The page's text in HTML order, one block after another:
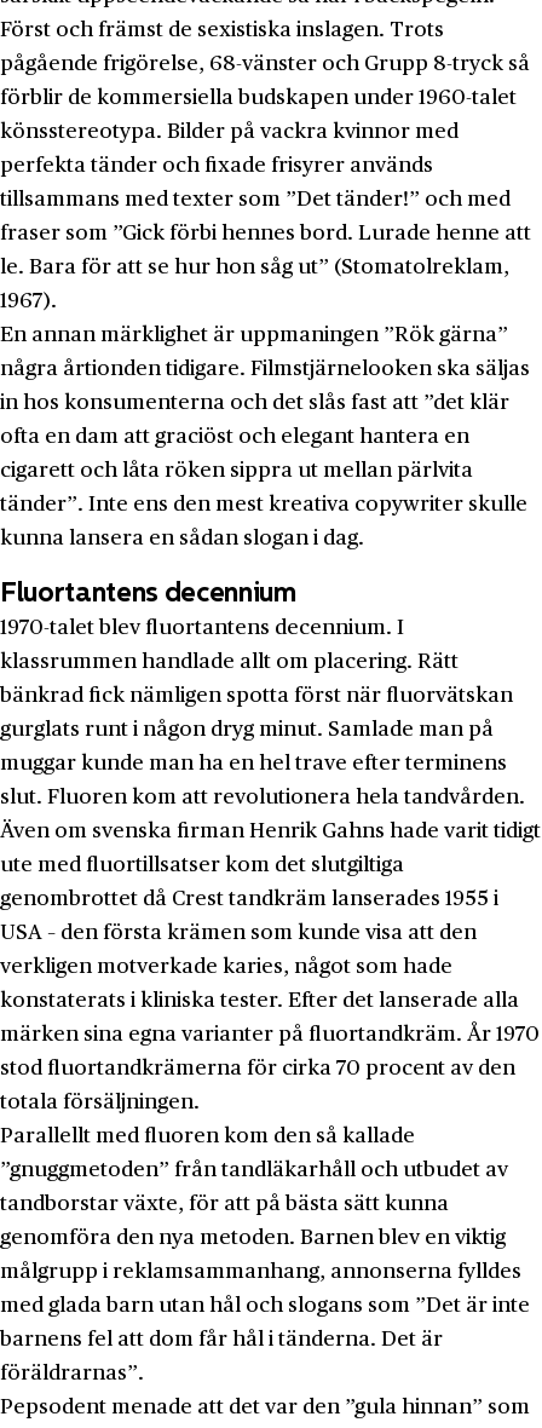
Först och främst de sexistiska inslagen. Trots
pågående frigörelse, 68-vänster och Grupp 8-tryck så
förblir de kommersiella budskapen under 1960-talet
könsstereotypa. Bilder på vackra kvinnor med
perfekta tänder och fixade frisyrer används
tillsammans med texter som ”Det tänder!” och med
fraser som ”Gick förbi hennes bord. Lurade henne att
le. Bara för att se hur hon såg ut” (Stomatolreklam,
1967).
En annan märklighet är uppmaningen ”Rök gärna”
några årtionden tidigare. Filmstjärnelooken ska säljas
in hos konsumenterna och det slås fast att ”det klär
ofta en dam att graciöst och elegant hantera en
cigarett och låta röken sippra ut mellan pärlvita
tänder”. Inte ens den mest kreativa copywriter skulle
kunna lansera en sådan slogan i dag.
Fluortantens decennium
1970-talet blev fluortantens decennium. I
klassrummen handlade allt om placering. Rätt
bänkrad fick nämligen spotta först när fluorvätskan
gurglats runt i någon dryg minut. Samlade man på
muggar kunde man ha en hel trave efter terminens
slut. Fluoren kom att revolutionera hela tandvården.
Även om svenska firman Henrik Gahns hade varit tidigt
ute med fluortillsatser kom det slutgiltiga
genombrottet då Crest tandkräm lanserades 1955 i
USA – den första krämen som kunde visa att den
verkligen motverkade karies, något som hade
konstaterats i kliniska tester. Efter det lanserade alla
märken sina egna varianter på fluortandkräm. År 1970
stod fluortandkrämerna för cirka 70 procent av den
totala försäljningen.
Parallellt med fluoren kom den så kallade
”gnuggmetoden” från tandläkarhåll och utbudet av
tandborstar växte, för att på bästa sätt kunna
genomföra den nya metoden. Barnen blev en viktig
målgrupp i reklamsammanhang, annonserna fylldes
med glada barn utan hål och slogans som ”Det är inte
barnens fel att dom får hål i tänderna. Det är
föräldrarnas”.
Pepsodent menade att det var den ”gula hinnan” som